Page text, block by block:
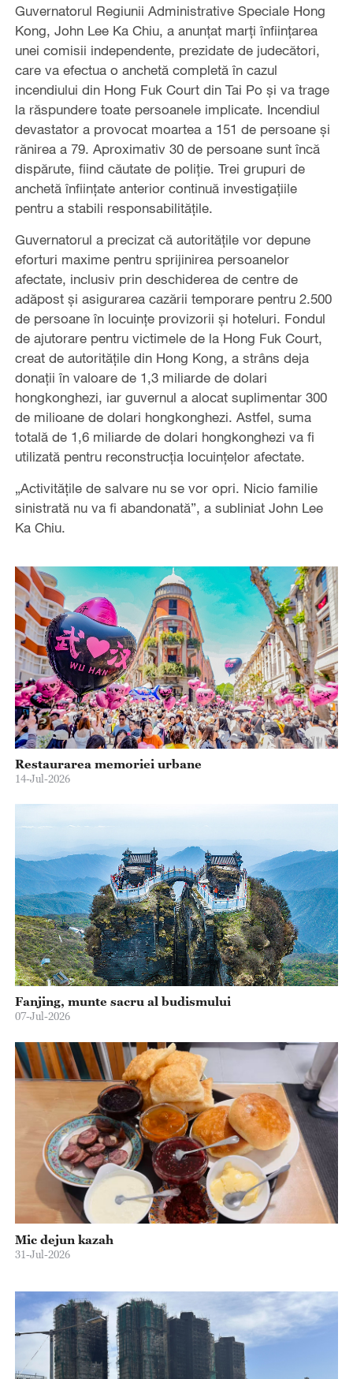
Guvernatorul Regiunii Administrative Speciale Hong
Kong, John Lee Ka Chiu, a anunțat marți înființarea
unei comisii independente, prezidate de judecători,
care va efectua o anchetă completă în cazul
incendiului din Hong Fuk Court din Tai Po și va trage
la răspundere toate persoanele implicate. Incendiul
devastator a provocat moartea a 151 de persoane și
rănirea a 79. Aproximativ 30 de persoane sunt încă
dispărute, fiind căutate de poliție. Trei grupuri de
anchetă înființate anterior continuă investigațiile
pentru a stabili responsabilitățile.
Guvernatorul a precizat că autoritățile vor depune
eforturi maxime pentru sprijinirea persoanelor
afectate, inclusiv prin deschiderea de centre de
adăpost și asigurarea cazării temporare pentru 2.500
de persoane în locuințe provizorii și hoteluri. Fondul
de ajutorare pentru victimele de la Hong Fuk Court,
creat de autoritățile din Hong Kong, a strâns deja
donații în valoare de 1,3 miliarde de dolari
hongkonghezi, iar guvernul a alocat suplimentar 300
de milioane de dolari hongkonghezi. Astfel, suma
totală de 1,6 miliarde de dolari hongkonghezi va fi
utilizată pentru reconstrucția locuințelor afectate.
„Activitățile de salvare nu se vor opri. Nicio familie
sinistrată nu va fi abandonată”, a subliniat John Lee
Ka Chiu.
Restaurarea memoriei urbane
14-Jul-2026
Fanjing, munte sacru al budismului
07-Jul-2026
Mic dejun kazah
31-Jul-2026